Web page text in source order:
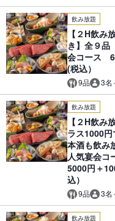
飲み放題
【２H飲み
き】全９
会コース
(税込）
9品 3名
飲み放題
【２H飲み
ラス1000円
本酒も飲み
人気宴会コ
5000円＋
込）
9品 3名
飲み放題